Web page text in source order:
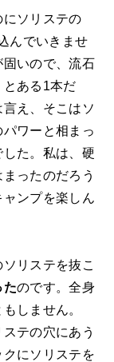
にソリステの
んでいきませ
固いので、流石
ある1本だ
え、そこはソ
ワーと相まっ
た。私は、硬
ったのだろう
ャンプを楽しん
リステを抜こ
たのです。全身
もしません。
テの穴にあう
にソリステを